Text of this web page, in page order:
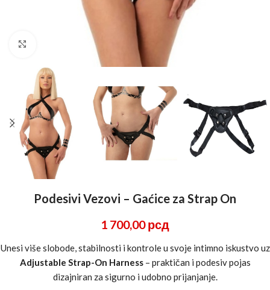
Click to enlarge
Podesivi Vezovi – Gaćice za Strap On
1 700,00рсд
Unesi više slobode, stabilnosti i kontrole u svoje intimno iskustvo uz
Adjustable Strap-On Harness– praktičan i podesiv pojas
dizajniran za sigurno i udobno prijanjanje.